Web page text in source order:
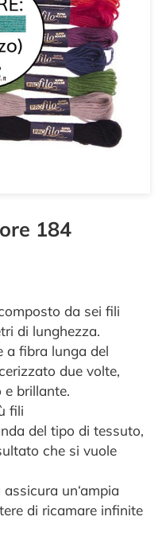
184
da sei fili
di lunghezza.
a fibra lunga del
due volte,
brillante.
fili
del tipo di tessuto,
che si vuole
un‘ampia
di ricamare infinite